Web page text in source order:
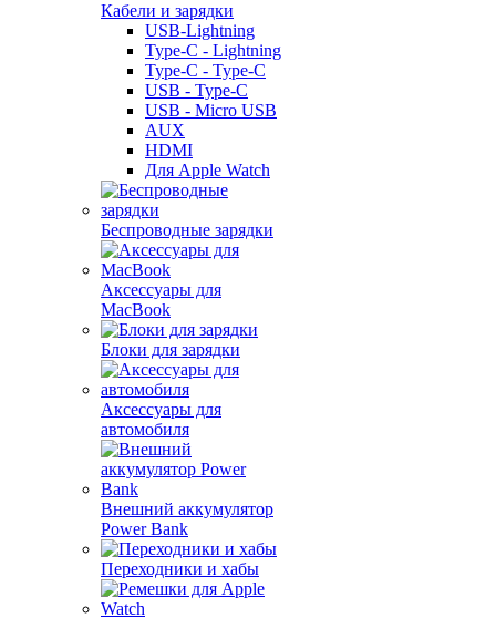
Кабели и зарядки
USB-Lightning
Type-C - Lightning
Type-C - Type-C
USB - Type-C
USB - Micro USB
AUX
HDMI
Для Apple Watch
Беспроводные зарядки
Аксессуары для
MacBook
Блоки для зарядки
Аксессуары для
автомобиля
Внешний аккумулятор
Power Bank
Переходники и хабы